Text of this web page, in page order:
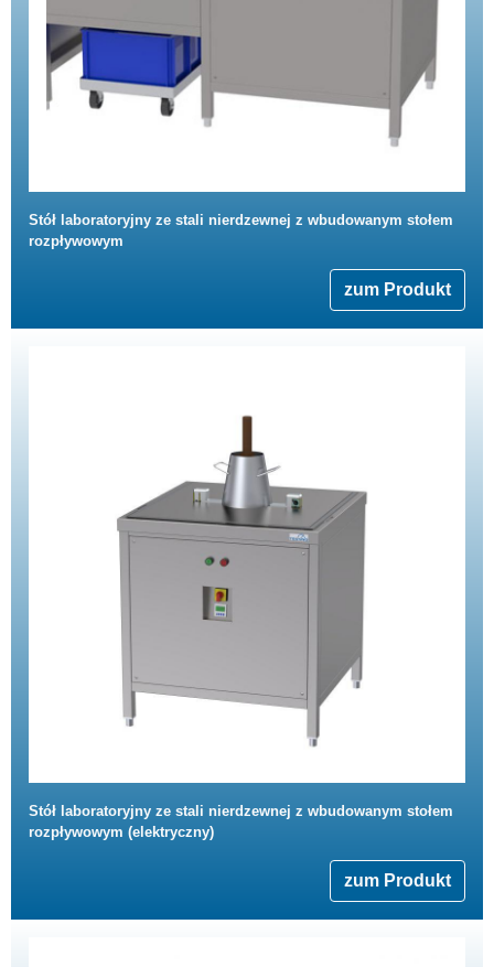
Stół laboratoryjny ze stali nierdzewnej z wbudowanym stołem
rozpływowym
zum Produkt
Stół laboratoryjny ze stali nierdzewnej z wbudowanym stołem
rozpływowym (elektryczny)
zum Produkt